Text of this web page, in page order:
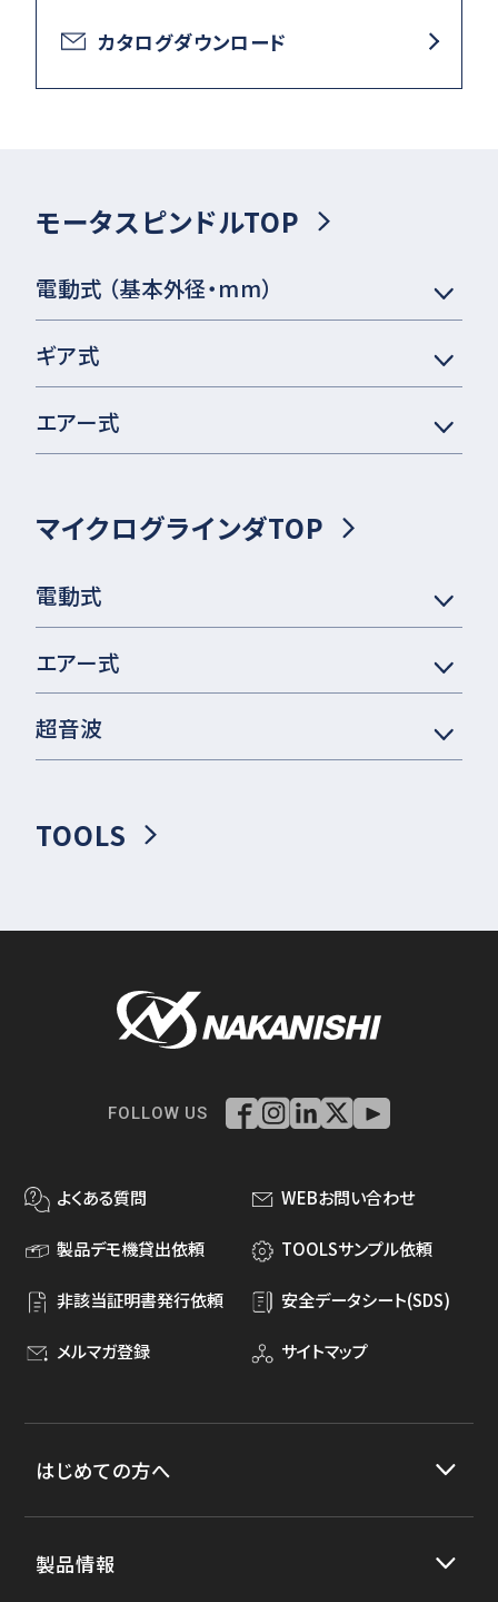
カタログダウンロード
モータスピンドルTOP
電動式 （基本外径・mm）
ギア式
エアー式
マイクログラインダTOP
電動式
エアー式
超音波
TOOLS
FOLLOW US
よくある質問 WEBお問い合わせ
製品デモ機貸出依頼 TOOLSサンプル依頼
非該当証明書発行依頼 安全データシート(SDS)
メルマガ登録 サイトマップ
はじめての方へ
製品情報